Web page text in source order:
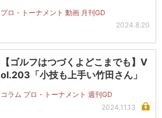
プロ・トーナメント 動画 月刊GD
2024.8.20
【ゴルフはつづくよどこまでも】V
ol.203「小技も上手い竹田さん」
コラム プロ・トーナメント 週刊GD
2024.11.13